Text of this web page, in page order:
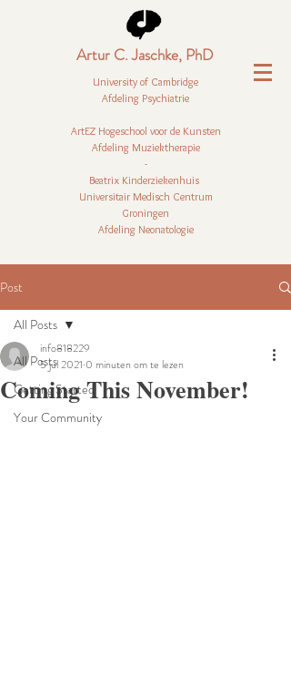
University of Cambridge
Afdeling Psychiatrie
ArtEZ Hogeschool voor de Kunsten
Afdeling Muziektherapie
-
Beatrix Kinderziekenhuis
Universitair Medisch Centrum
Groningen
Afdeling Neonatologie
Artur C. Jaschke, PhD
Post
All Posts
Getting Started
Your Community
All Posts
Coming This November!
info818229
5 jul 2021 0 minuten om te lezen